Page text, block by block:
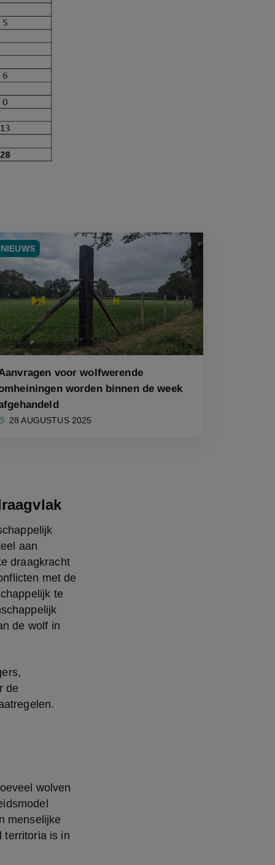
NIEUWS
voor wolfwerende
worden binnen de week
28 AUGUSTUS 2025
aan
draagkracht
met de
te
de wolf in
de
wolven
menselijke
territoria is in